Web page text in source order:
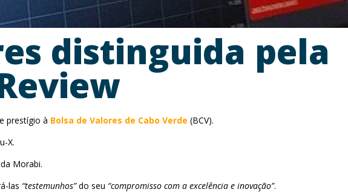
distinguida pela
prestígio à Bolsa de Valores de Cabo Verde (BCV).
X.
Morabi.
las “testemunhos”do seu “compromisso com a excelência e inovação”.